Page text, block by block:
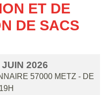
ET DE
DE SACS
JUIN 2026
57000 METZ - DE